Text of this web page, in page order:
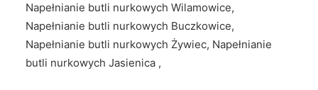
Napełnianie butli nurkowych Wilamowice,
Napełnianie butli nurkowych Buczkowice,
Napełnianie butli nurkowych Żywiec, Napełnianie
butli nurkowych Jasienica ,